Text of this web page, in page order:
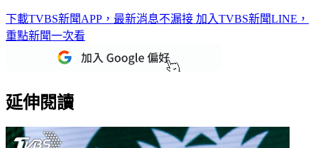
下載TVBS新聞APP，最新消息不漏接 加入TVBS新聞LINE，
重點新聞一次看
延伸閱讀